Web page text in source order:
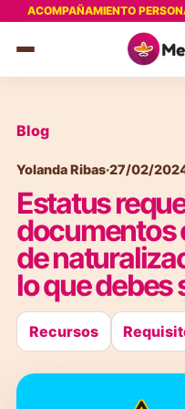
ACOMPAÑAMIENTO
Blog
Yolanda Ribas·27/02/
Estatus
documentos
de
lo que debes
Recursos